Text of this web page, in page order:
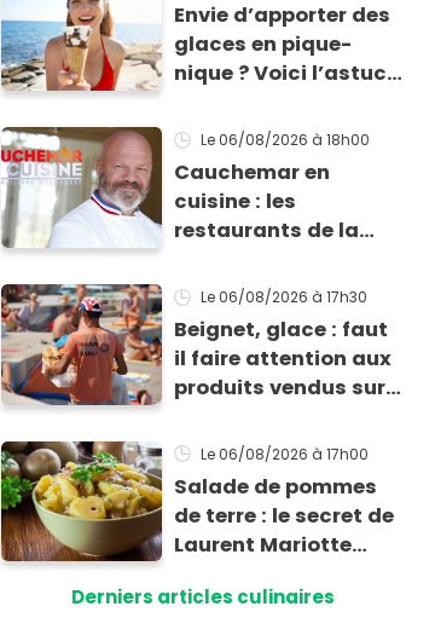
Envie d’apporter des
glaces en pique-
nique ? Voici l’astuce
facilement et les
conserver sans
qu’elles ne fondent !
Le 06/08/2026 à 18h00
Cauchemar en
cuisine : les
restaurants de la
saison sont-ils
encore ouverts ?
Le 06/08/2026 à 17h30
Beignet, glace : faut
il faire attention aux
produits vendus sur
Le 06/08/2026 à 17h00
Salade de pommes
de terre : le secret de
Laurent Mariotte
inimitable
Derniers articles culinaires